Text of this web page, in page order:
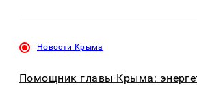
Новости Крыма
Помощник главы Крыма: